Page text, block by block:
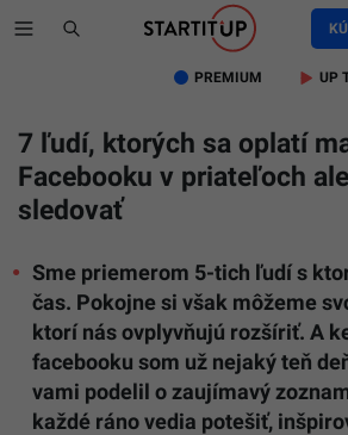
PREMIUM UP
7 ľudí, ktorých sa oplatí
Facebooku v priateľoch
sledovať
Sme priemerom 5-tich ľudí s
čas. Pokojne si však môžeme
ktorí nás ovplyvňujú rozšíriť. A
facebooku som už nejaký teň
vami podelil o zaujímavý
každé ráno vedia potešiť,